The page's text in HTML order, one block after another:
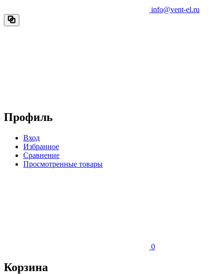
info@vent-el.ru
Профиль
Вход
Избранное
Сравнение
Просмотренные товары
0
Корзина